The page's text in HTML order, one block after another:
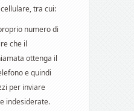
tra cui:
numero di
che il
ottenga il
e quindi
per inviare
indesiderate.